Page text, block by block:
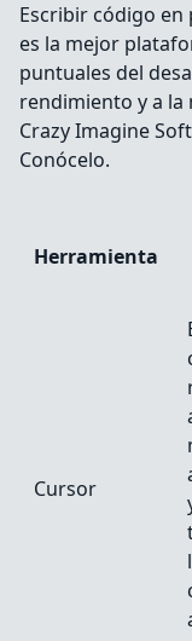
Escribir código en
es la mejor
puntuales del
rendimiento y a la
Crazy Imagine
Conócelo.
Herramienta
Cursor